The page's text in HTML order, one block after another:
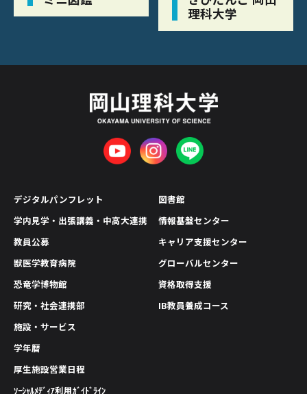
理科大学
デジタルパンフレット
学内見学・出張講義・中高大連携
教員公募
獣医学教育病院
恐竜学博物館
研究・社会連携部
図書館
情報基盤センター
キャリア支援センター
グローバルセンター
資格取得支援
IB教員養成コース
施設・サービス
学年暦
厚生施設営業日程
ｿｰｼｬﾙﾒﾃﾞｨｱ利用ｶﾞｲﾄﾞﾗｲﾝ